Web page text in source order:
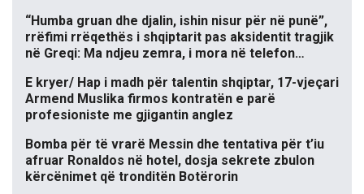
“Humba gruan dhe djalin, ishin nisur për në punë”,
rrëfimi rrëqethës i shqiptarit pas aksidentit tragjik
në Greqi: Ma ndjeu zemra, i mora në telefon…
E kryer/ Hap i madh për talentin shqiptar, 17-vjeçari
Armend Muslika firmos kontratën e parë
profesioniste me gjigantin anglez
Bomba për të vrarë Messin dhe tentativa për t’iu
afruar Ronaldos në hotel, dosja sekrete zbulon
kërcënimet që tronditën Botërorin